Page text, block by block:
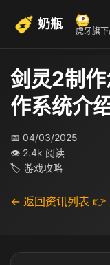
奶瓶 虎牙旗
剑灵2制
作系统介
📅 04/03/2025
👁 2.4k 阅读
🏷 游戏攻略
← 返回资讯列表 👉